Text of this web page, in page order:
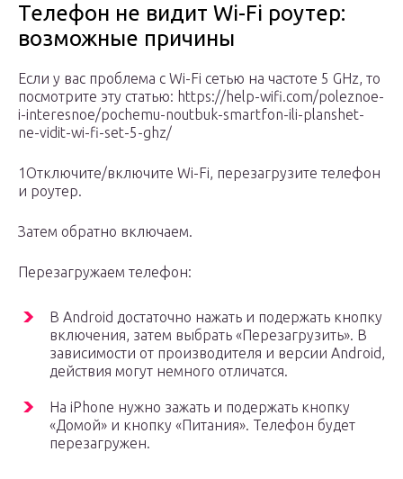
Телефон не видит Wi-Fi роутер:
возможные причины
Если у вас проблема с Wi-Fi сетью на частоте 5 GHz, то
посмотрите эту статью: https://help-wifi.com/poleznoe-
i-interesnoe/pochemu-noutbuk-smartfon-ili-planshet-
ne-vidit-wi-fi-set-5-ghz/
1Отключите/включите Wi-Fi, перезагрузите телефон
и роутер.
Затем обратно включаем.
Перезагружаем телефон:
В Android достаточно нажать и подержать кнопку
включения, затем выбрать «Перезагрузить». В
зависимости от производителя и версии Android,
действия могут немного отличатся.
На iPhone нужно зажать и подержать кнопку
«Домой» и кнопку «Питания». Телефон будет
перезагружен.